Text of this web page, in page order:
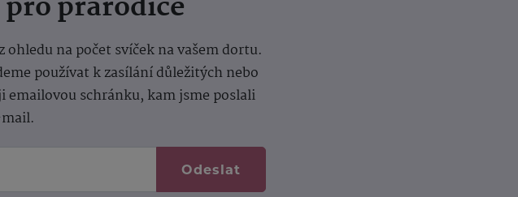
na počet svíček na vašem dortu.
používat k zasílání důležitých nebo
schránku, kam jsme poslali
Odeslat